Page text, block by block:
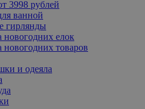
3998 рублей
ванной
гирлянды
новогодних елок
новогодних товаров
и одеяла